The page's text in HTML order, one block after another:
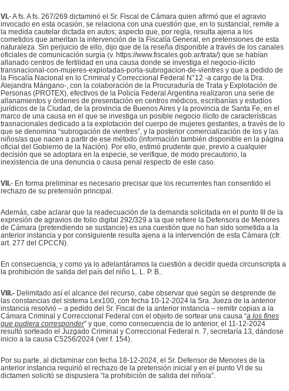
VI.- A fs. A fs. 267/269 dictaminó el Sr. Fiscal de Cámara quien afirmó que el agravio
invocado en esta ocasión, se relaciona con una cuestión que, en lo sustancial, remite a
la medida cautelar dictada en autos; aspecto que, por regla, resulta ajena a los
cometidos que ameritan la intervención de la Fiscalía General, en pretensiones de esta
naturaleza. Sin perjuicio de ello, dijo que de la reseña disponible a través de los canales
oficiales de comunicación surgía (v. https://www.fiscales.gob.ar/trata/) que se habían
allanado centros de fertilidad en una causa donde se investiga el negocio-ilícito
transnacional-con-mujeres-explotadas-porla-subrogacion-de-vientres y que a pedido de
la Fiscalía Nacional en lo Criminal y Correccional Federal N°12 -a cargo de la Dra.
Alejandra Mángano-, con la colaboración de la Procuraduría de Trata y Explotación de
Personas (PROTEX), efectivos de la Policía Federal Argentina realizaron una serie de
allanamientos y órdenes de presentación en centros médicos, escribanías y estudios
jurídicos de la Ciudad, de la provincia de Buenos Aires y la provincia de Santa Fe, en el
marco de una causa en el que se investiga un posible negocio ilícito de características
trasnacionales dedicado a la explotación del cuerpo de mujeres gestantes, a través de lo
que se denomina “subrogación de vientres”, y la posterior comercialización de los y las
niños/as que nacen a partir de ese método (información también disponible en la página
oficial del Gobierno de la Nación). Por ello, estimó prudente que, previo a cualquier
decisión que se adoptara en la especie, se verifique, de modo precautorio, la
inexistencia de una denuncia o causa penal respecto de este caso.
VII.- En forma preliminar es necesario precisar que los recurrentes han consentido el
rechazo de su pretensión principal.
Además, cabe aclarar que la readecuación de la demanda solicitada en el punto III de la
expresión de agravios de folio digital 292/329 a la que refiere la Defensora de Menores
de Cámara (pretendiendo se sustancie) es una cuestión que no han sido sometida a la
anterior instancia y por consiguiente resulta ajena a la intervención de esta Cámara (cfr.
art. 277 del CPCCN).
En consecuencia, y como ya lo adelantáramos la cuestión a decidir queda circunscripta a
la prohibición de salida del país del niño L. L. P. B..
VIII.- Delimitado así el alcance del recurso, cabe observar que según se desprende de
las constancias del sistema Lex100, con fecha 10-12-2024 la Sra. Jueza de la anterior
instancia resolvió – a pedido del Sr. Fiscal de la anterior instancia – remitir copias a la
Cámara Criminal y Correccional Federal con el objeto de sortear una causa “a los fines
que pudiera corresponder” y que, como consecuencia de lo anterior, el 11-12-2024
resultó sorteado el Juzgado Criminal y Correccional Federal n. 7, secretaría 13, dándose
inicio a la causa C5256/2024 (ver f. 154).
Por su parte, al dictaminar con fecha 18-12-2024, el Sr. Defensor de Menores de la
anterior instancia requirió el rechazo de la pretensión inicial y en el punto VI de su
dictamen solicitó se dispusiera “la prohibición de salida del niño/a”.